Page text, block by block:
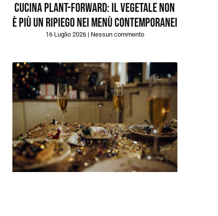
Cucina plant-forward: il vegetale non
è più un ripiego nei menù contemporanei
16 Luglio 2026 Nessun commento